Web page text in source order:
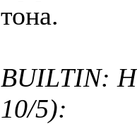
тона.
BUILTIN:
10/5):